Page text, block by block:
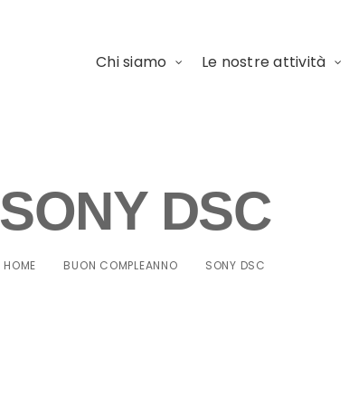
Chi siamo Le nostre attività
SONY DSC
HOME BUON COMPLEANNO SONY DSC